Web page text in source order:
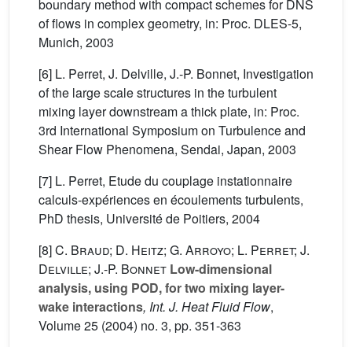
boundary method with compact schemes for DNS
of flows in complex geometry, in: Proc. DLES-5,
Munich, 2003
[6] L. Perret, J. Delville, J.-P. Bonnet, Investigation
of the large scale structures in the turbulent
mixing layer downstream a thick plate, in: Proc.
3rd International Symposium on Turbulence and
Shear Flow Phenomena, Sendai, Japan, 2003
[7] L. Perret, Etude du couplage instationnaire
calculs-expériences en écoulements turbulents,
PhD thesis, Université de Poitiers, 2004
[8]C. Braud; D. Heitz; G. Arroyo; L. Perret; J.
Delville; J.-P. Bonnet Low-dimensional
analysis, using POD, for two mixing layer-
wake interactions, Int. J. Heat Fluid Flow,
Volume 25 (2004) no. 3, pp. 351-363